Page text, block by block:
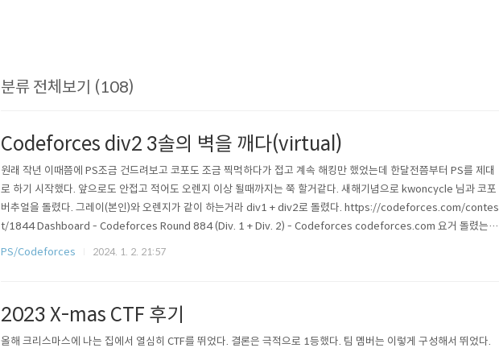
분류 전체보기 (108)
Codeforces div2 3솔의 벽을 깨다(virtual)
원래 작년 이때쯤에 PS조금 건드려보고 코포도 조금 찍먹하다가 접고 계속 해킹만 했었는데 한달전쯤부터 PS를 제대
로 하기 시작했다. 앞으로도 안접고 적어도 오렌지 이상 될때까지는 쭉 할거같다. 새해기념으로 kwoncycle 님과 코포
버추얼을 돌렸다. 그레이(본인)와 오렌지가 같이 하는거라 div1 + div2로 돌렸다. https://codeforces.com/contes
t/1844 Dashboard - Codeforces Round 884 (Div. 1 + Div. 2) - Codeforces codeforces.com 요거 돌렸는데
생각보다 매우 만족스러운 결과를 뽑아내서 기분이 좋았다. 태어나서 처음으로 div2이상에서 3솔을 했다. >> t; while
PS/Codeforces 2024. 1. 2. 21:57
2023 X-mas CTF 후기
올해 크리스마스에 나는 집에서 열심히 CTF를 뛰었다. 결론은 극적으로 1등했다. 팀 멤버는 이렇게 구성해서 뛰었다.